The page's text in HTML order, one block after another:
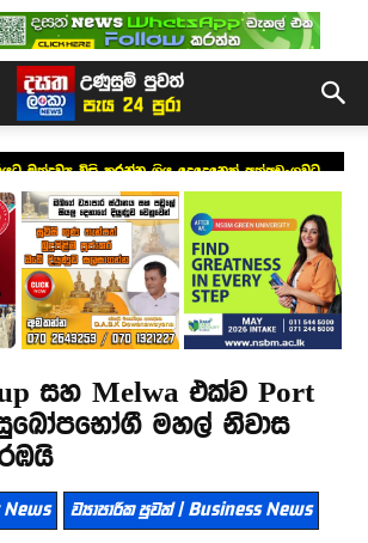
මත්ද්‍රව්‍ය විසි කරන්න ගිය දෙදෙනෙක් අත්අඩංගුවට
සහ Melwa එක්ව Port
මහල් නිවාස
ව්‍යාපාරික පුවත් | Business News